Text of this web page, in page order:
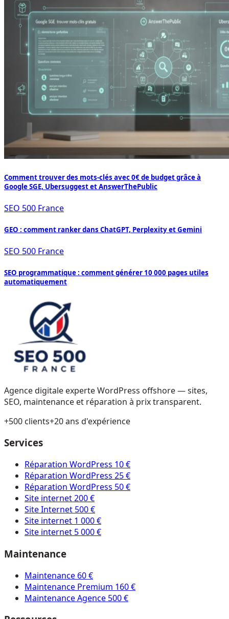
Comment trouver des mots-clés avec 0€ de budget grâce à
Google SGE, Ubersuggest et AnswerThePublic
SEO 500 France
GEO : comment ranker dans ChatGPT, Perplexity et Gemini
SEO 500 France
SEO programmatique : comment générer 10 000 pages utiles
automatiquement
Agence digitale experte WordPress offshore — sites,
SEO, maintenance et réparation à prix transparent.
+500 clients+20 ans d'expérience
Services
Réparation WordPress 10 €
Réparation WordPress 25 €
Réparation WordPress 50 €
Site internet 200 €
Site Internet 500 €
Site internet 1 000 €
Site internet 5 000 €
Maintenance
Maintenance 60 €
Maintenance Premium 160 €
Maintenance Agence 500 €